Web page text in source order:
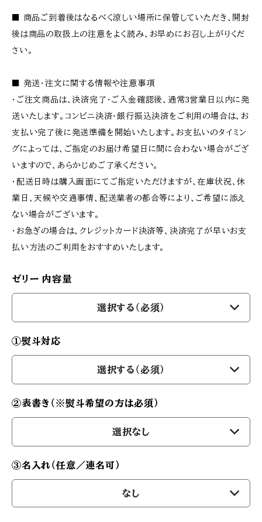
■ 商品ご到着後はなるべく涼しい場所に保管していただき、開封
後は商品の取扱上の注意をよく読み、お早めにお召し上がりくだ
さい。
■ 発送・注文に関する情報や注意事項
・ご注文商品は、決済完了・ご入金確認後、通常3営業日以内に発
送いたします。コンビニ決済・銀行振込決済をご利用の場合は、お
支払い完了後に発送準備を開始いたします。お支払いのタイミン
グによっては、ご指定のお届け希望日に間に合わない場合がござ
いますので、あらかじめご了承ください。
・配送日時は購入画面にてご指定いただけますが、在庫状況、休
業日、天候や交通事情、配送業者の都合等により、ご希望に添え
ない場合がございます。
・お急ぎの場合は、クレジットカード決済等、決済完了が早いお支
払い方法のご利用をおすすめいたします。
ゼリー 内容量
選択する（必須）
①熨斗対応
選択する（必須）
②表書き（※熨斗希望の方は必須）
選択なし
③名入れ（任意／連名可）
なし